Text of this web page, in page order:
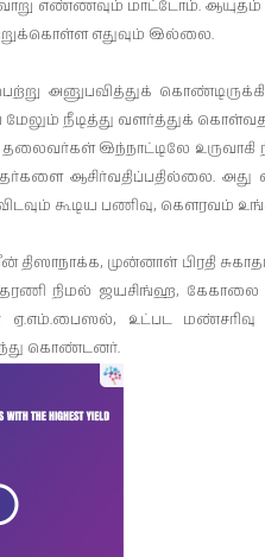
எண்­ணவும் மாட்டோம்.
எதுவும் இல்லை.
அனு­ப­வித்துக்
நீடித்து வளர்த்துக்
இந்­நாட்­டிலே
ஆசிர்­வ­திப்­ப­தில்லை.
கூடிய பணிவு, கௌரவம்
முன்னாள் பிரதி
நிமல் ஜயசிங்ஹ, கேகாலை
ஏ.எம்.பைஸல், உட்பட
கொண்டனர்.